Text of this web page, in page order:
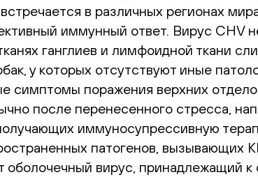
в различных регионах
иммунный ответ. Вирус CHV
ганглиев и лимфоидной ткани
у которых отсутствуют иные
поражения верхних
после перенесенного стресса,
иммуносупрессивную
патогенов, вызывающих
вирус, принадлежащий к